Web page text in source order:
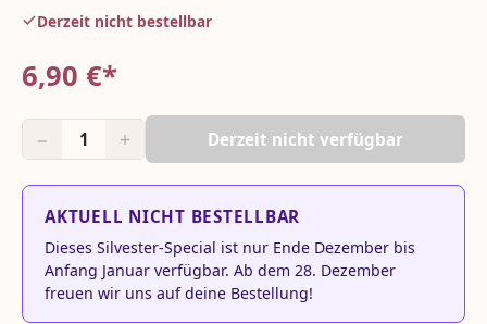
Derzeit nicht bestellbar
6,90 €*
− 1 + Derzeit nicht verfügbar
AKTUELL NICHT BESTELLBAR
Dieses Silvester-Special ist nur Ende Dezember bis
Anfang Januar verfügbar. Ab dem 28. Dezember
freuen wir uns auf deine Bestellung!